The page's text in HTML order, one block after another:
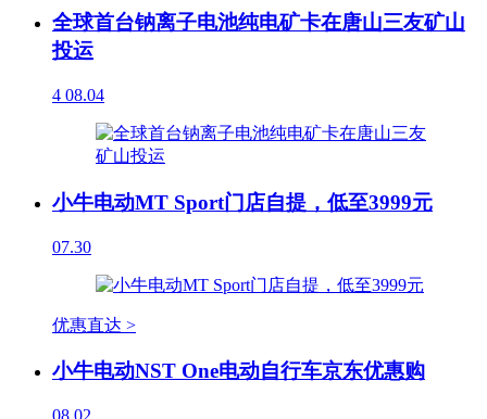
全球首台钠离子电池纯电矿卡在唐山三友矿山
投运
4 08.04
小牛电动MT Sport门店自提，低至3999元
07.30
优惠直达 >
小牛电动NST One电动自行车京东优惠购
08.02